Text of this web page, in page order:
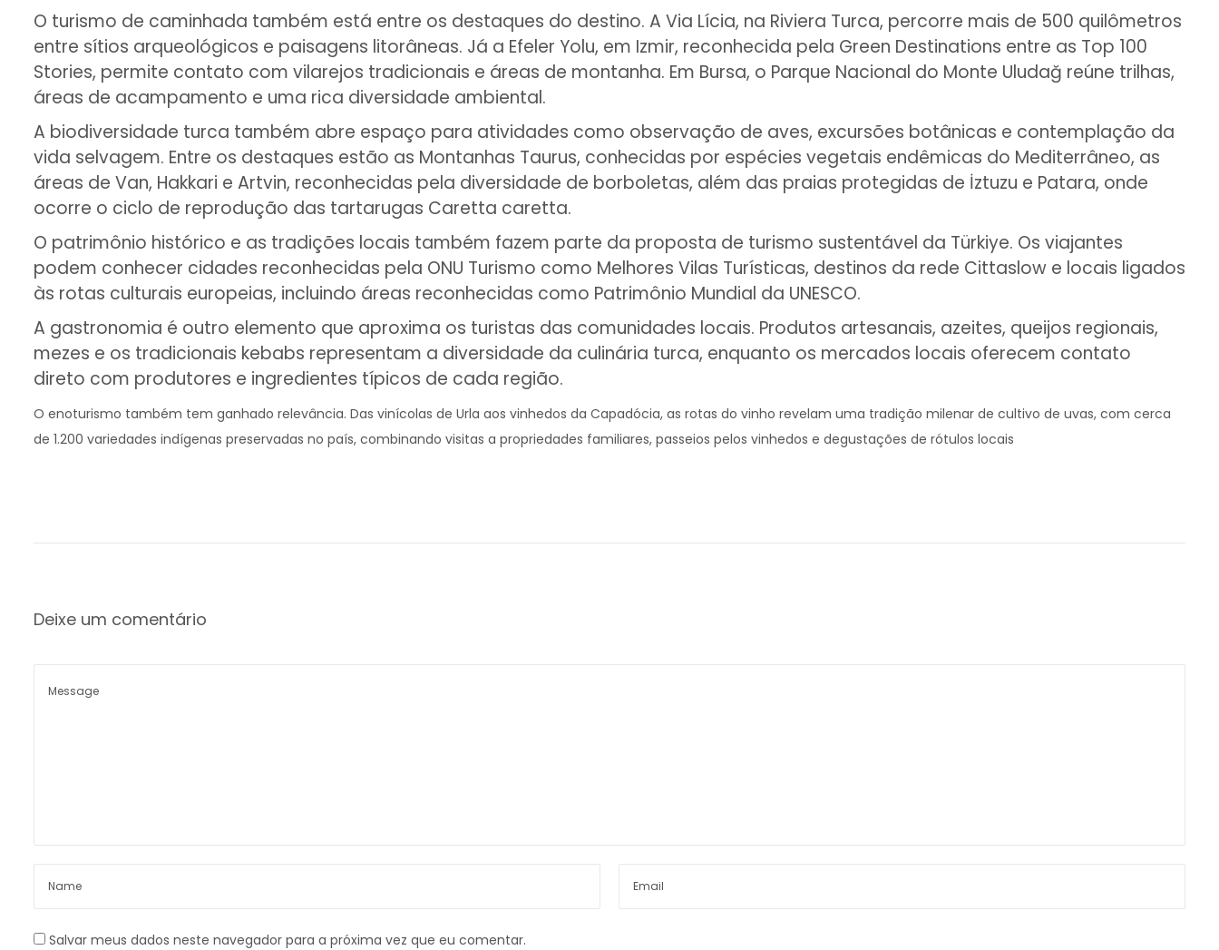
O turismo de caminhada também está entre os destaques do destino. A Via Lícia, na Riviera Turca, percorre mais de 500 quilômetros
entre sítios arqueológicos e paisagens litorâneas. Já a Efeler Yolu, em Izmir, reconhecida pela Green Destinations entre as Top 100
Stories, permite contato com vilarejos tradicionais e áreas de montanha. Em Bursa, o Parque Nacional do Monte Uludağ reúne trilhas,
áreas de acampamento e uma rica diversidade ambiental.
A biodiversidade turca também abre espaço para atividades como observação de aves, excursões botânicas e contemplação da
vida selvagem. Entre os destaques estão as Montanhas Taurus, conhecidas por espécies vegetais endêmicas do Mediterrâneo, as
áreas de Van, Hakkari e Artvin, reconhecidas pela diversidade de borboletas, além das praias protegidas de İztuzu e Patara, onde
ocorre o ciclo de reprodução das tartarugas Caretta caretta.
O patrimônio histórico e as tradições locais também fazem parte da proposta de turismo sustentável da Türkiye. Os viajantes
podem conhecer cidades reconhecidas pela ONU Turismo como Melhores Vilas Turísticas, destinos da rede Cittaslow e locais ligados
às rotas culturais europeias, incluindo áreas reconhecidas como Patrimônio Mundial da UNESCO.
A gastronomia é outro elemento que aproxima os turistas das comunidades locais. Produtos artesanais, azeites, queijos regionais,
mezes e os tradicionais kebabs representam a diversidade da culinária turca, enquanto os mercados locais oferecem contato
direto com produtores e ingredientes típicos de cada região.
O enoturismo também tem ganhado relevância. Das vinícolas de Urla aos vinhedos da Capadócia, as rotas do vinho revelam uma tradição milenar de cultivo de uvas, com cerca
de 1.200 variedades indígenas preservadas no país, combinando visitas a propriedades familiares, passeios pelos vinhedos e degustações de rótulos locais
Deixe um comentário
Salvar meus dados neste navegador para a próxima vez que eu comentar.